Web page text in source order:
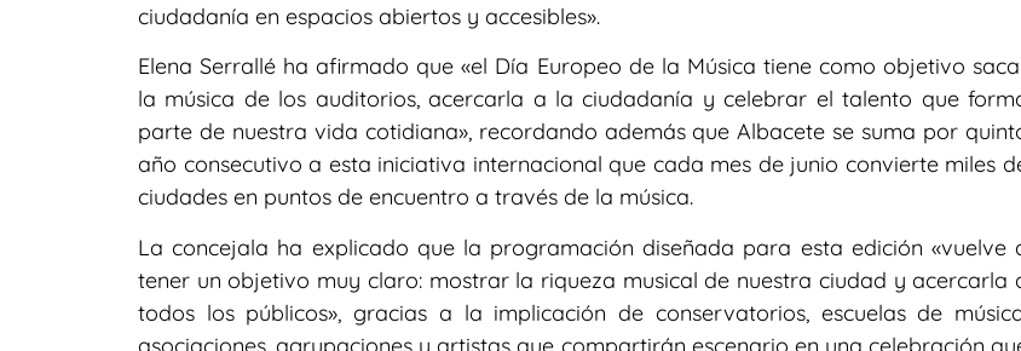
ciudadanía en espacios abiertos y accesibles».
Elena Serrallé ha afirmado que «el Día Europeo de la Música tiene como objetivo
la música de los auditorios, acercarla a la ciudadanía y celebrar el talento que
parte de nuestra vida cotidiana», recordando además que Albacete se suma por
año consecutivo a esta iniciativa internacional que cada mes de junio convierte miles
ciudades en puntos de encuentro a través de la música.
La concejala ha explicado que la programación diseñada para esta edición «vuelve
tener un objetivo muy claro: mostrar la riqueza musical de nuestra ciudad y acercarla
todos los públicos», gracias a la implicación de conservatorios, escuelas de
asociaciones, agrupaciones y artistas que compartirán escenario en una celebración